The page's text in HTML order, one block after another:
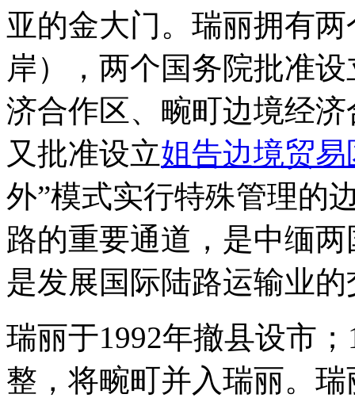
亚的金大门。瑞丽拥有
岸），两个国务院批准
济合作区、畹町边境经
又批准设立姐告边境贸易
外”模式实行特殊管理的
路的重要通道，是中缅
是发展国际陆路运输业
瑞丽于1992年撤县设市
整，将畹町并入瑞丽。